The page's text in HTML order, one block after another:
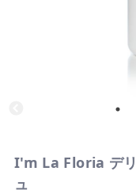
I'm La Floria デ
ュ